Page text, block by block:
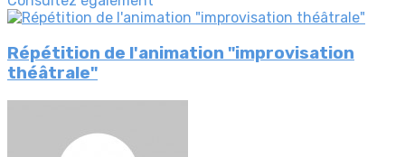
Répétition de l'animation "improvisation
théâtrale"